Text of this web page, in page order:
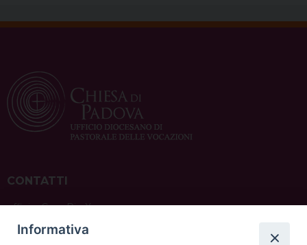
CONTATTI
ufficio: Casa Pio X
via Bonporti, 20 – 35141 Padova
tel: +39 351 619 2354
Informativa